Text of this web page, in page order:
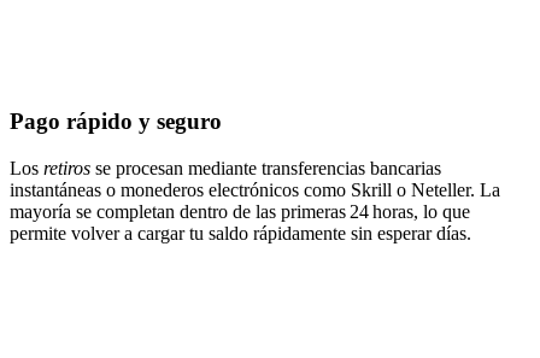
Pago rápido y seguro
Los retiros se procesan mediante transferencias bancarias
instantáneas o monederos electrónicos como Skrill o Neteller. La
mayoría se completan dentro de las primeras 24 horas, lo que
permite volver a cargar tu saldo rápidamente sin esperar días.